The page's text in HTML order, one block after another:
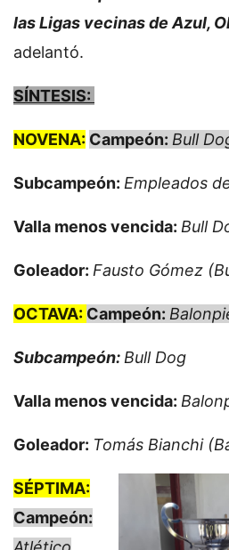
las Ligas vecinas de Azul,
adelantó.
SÍNTESIS:
NOVENA: Campeón: Bull
Subcampeón: Empleados
Valla menos vencida: Bull
Goleador: Fausto Gómez
OCTAVA: Campeón:
Subcampeón:Bull Dog
Valla menos vencida:
Goleador: Tomás Bianchi
SÉPTIMA:
Campeón: